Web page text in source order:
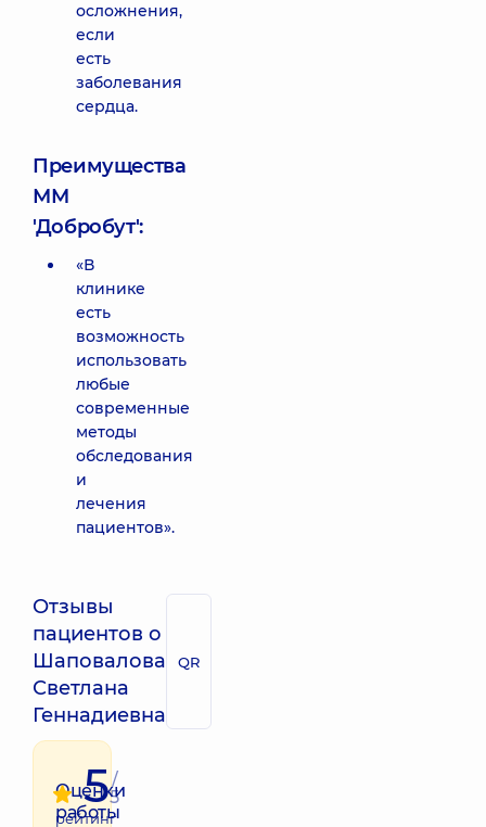
осложнения,
если
есть
заболевания
сердца.
Преимущества
ММ
'Добробут':
«В
клинике
есть
возможность
использовать
любые
современные
методы
обследования
и
лечения
пациентов».
Отзывы
пациентов о
Шаповалова
Светлана
Геннадиевна
QR
Оценки
работы
5/
5
рейтинг